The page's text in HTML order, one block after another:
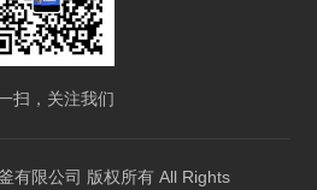
扫，关注我们
有限公司 版权所有 All Rights